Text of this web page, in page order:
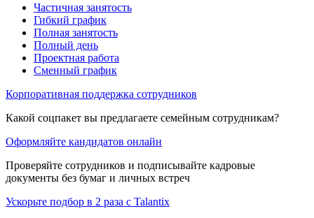
Частичная занятость
Гибкий график
Полная занятость
Полный день
Проектная работа
Сменный график
Корпоративная поддержка сотрудников
Какой соцпакет вы предлагаете семейным сотрудникам?
Оформляйте кандидатов онлайн
Проверяйте сотрудников и подписывайте кадровые
документы без бумаг и личных встреч
Ускорьте подбор в 2 раза с Talantix